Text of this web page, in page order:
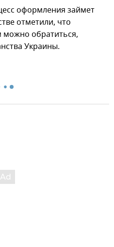
оформления займет
отметили, что
можно обратиться,
Украины.